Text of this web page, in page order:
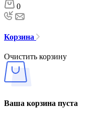
0
Корзина
Очистить корзину
Ваша корзина пуста